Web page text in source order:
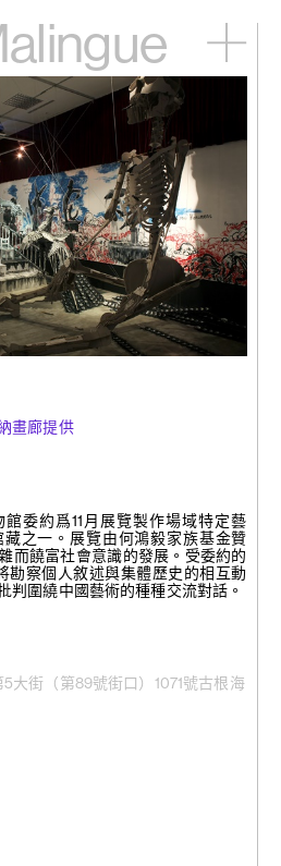
Malingue
5大街（第89號街口）1071號古根海
委約爲11月展覽製作場域特定藝
之一。展覽由何鴻毅家族基金贊
而饒富社會意識的發展。受委約的
勘察個人敘述與集體歷史的相互動
判圍繞中國藝術的種種交流對話。
畫廊提供